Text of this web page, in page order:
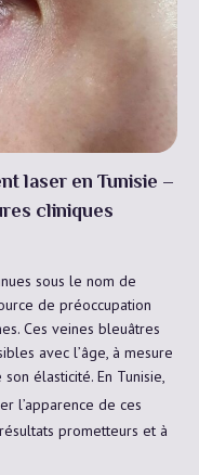
laser en Tunisie –
cliniques
sous le nom de
de préoccupation
Ces veines bleuâtres
avec l’âge, à mesure
élasticité. En Tunisie,
l’apparence de ces
prometteurs et à